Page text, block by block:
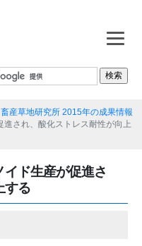
畜産草地研究所 2015年の成果情報
され、酸化ストレス耐性が向上
ド生産が促進さ
する